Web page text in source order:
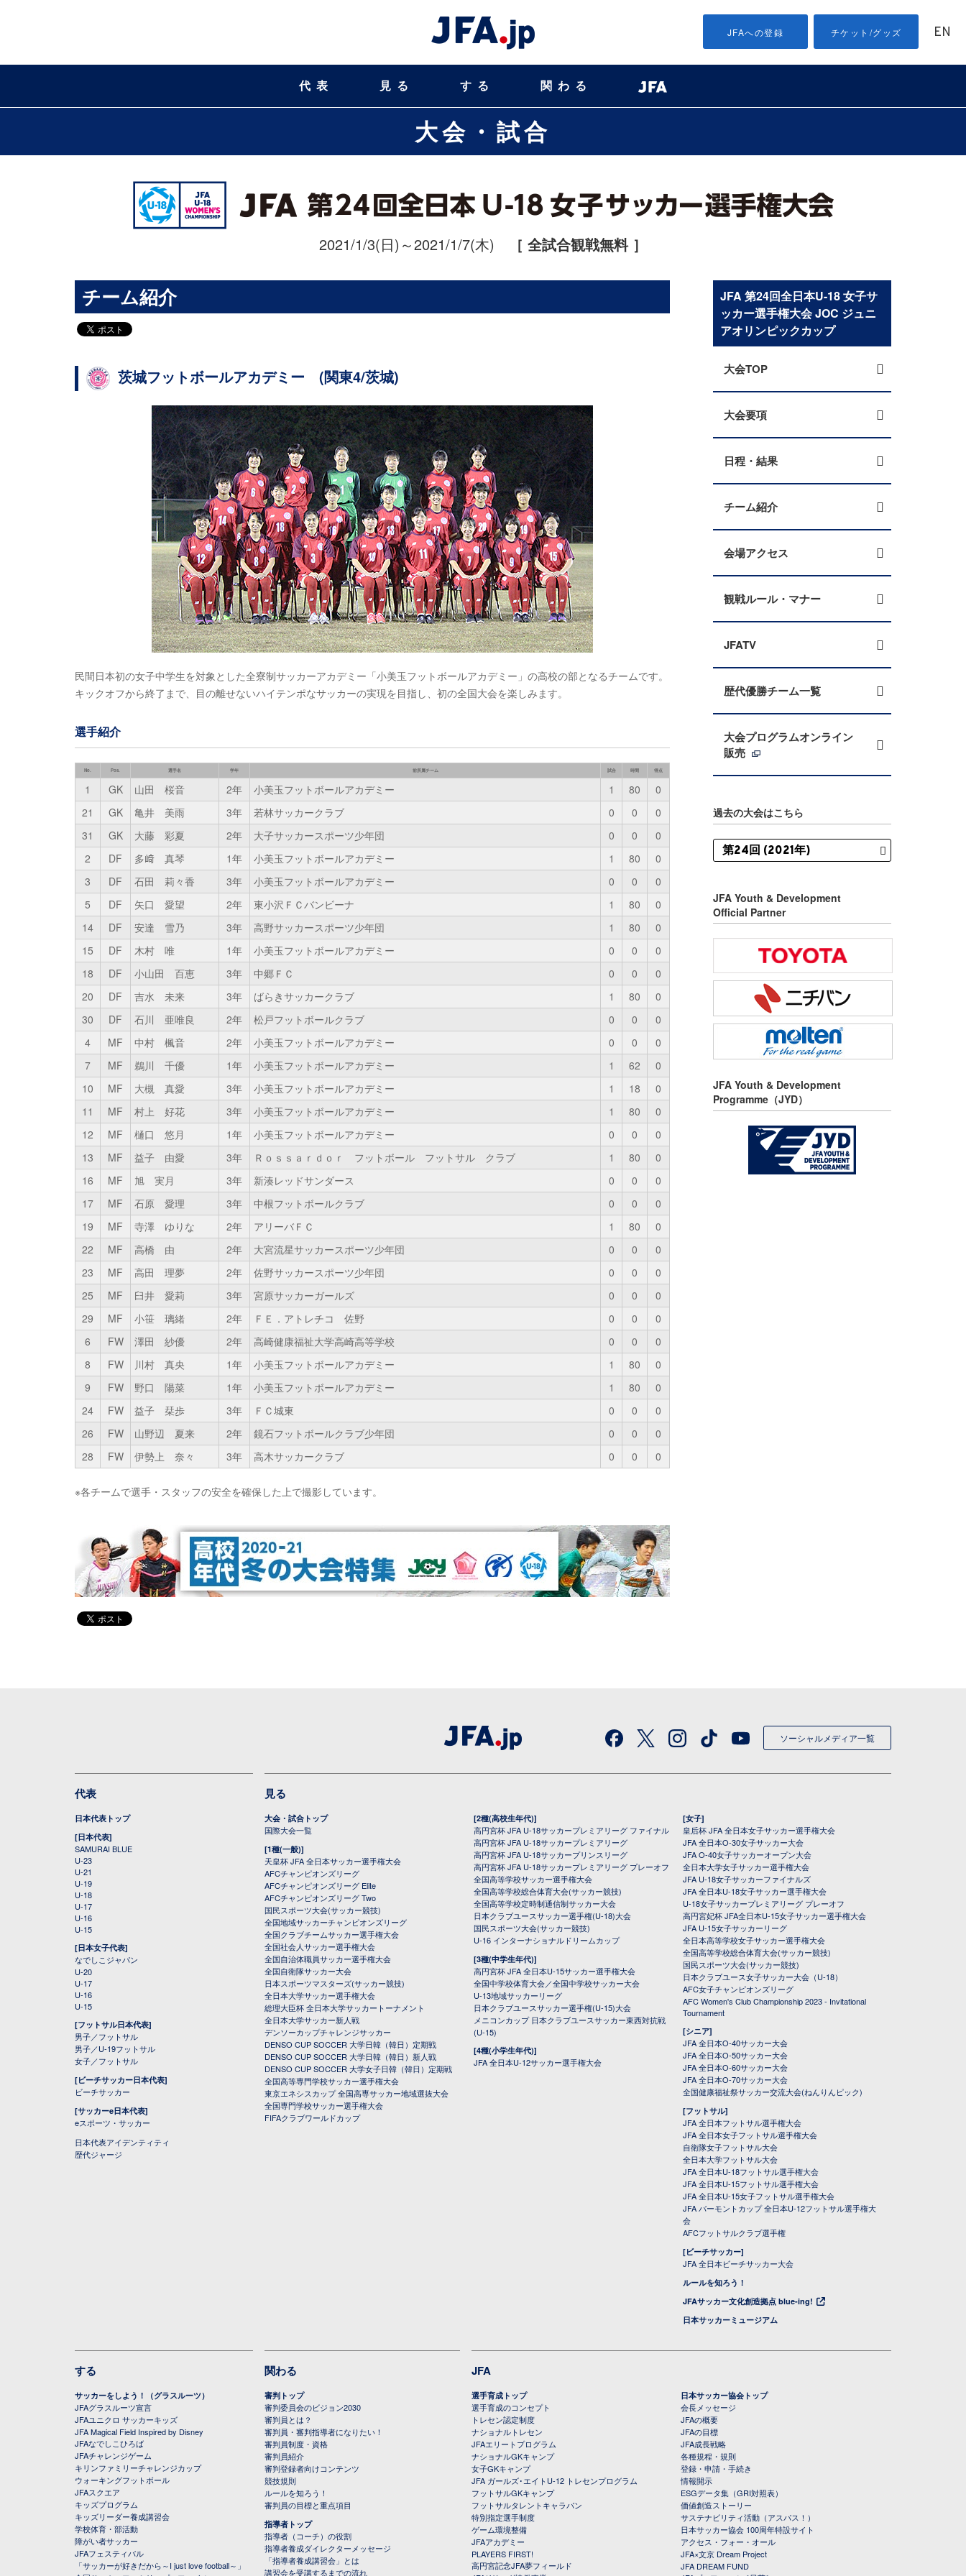
JFAへの登録 チケット/グッズ EN
代表 見る する 関わる
大会・試合
2021/1/3(日)～2021/1/7(木) ［ 全試合観戦無料 ］
チーム紹介
茨城フットボールアカデミー (関東4/茨城)
民間日本初の女子中学生を対象とした全寮制サッカーアカデミー「小美玉フットボールアカデミー」の高校の部となるチームです。
キックオフから終了まで、目の離せないハイテンポなサッカーの実現を目指し、初の全国大会を楽しみます。
選手紹介
No. Pos. 選手名 学年 前所属チーム 試合 時間 得点
1 GK 山田 桜音 2年 小美玉フットボールアカデミー 1 80
0
21
GK 亀井 美雨 3年 若林サッカークラブ 0 0
0
31
GK 大藤 彩夏 2年 大子サッカースポーツ少年団 0 0
0
2
DF 多﨑 真琴 1年 小美玉フットボールアカデミー 1 80
0
3
DF 石田 莉々香 3年 小美玉フットボールアカデミー 0 0
0
5
DF 矢口 愛望 2年 東小沢ＦＣバンビーナ 1 80
0
14
DF 安達 雪乃 3年 高野サッカースポーツ少年団 1 80
0
15
DF 木村 唯 1年 小美玉フットボールアカデミー 0 0
0
18
DF 小山田 百恵 3年 中郷ＦＣ 0 0
0
20
DF 吉水 未来 3年 ばらきサッカークラブ 1 80
0
30
DF 石川 亜唯良 2年 松戸フットボールクラブ 0 0
0
4
MF 中村 楓音 2年 小美玉フットボールアカデミー 0 0
0
7
MF 鵜川 千優 1年 小美玉フットボールアカデミー 1 62
0
10
MF 大槻 真愛 3年 小美玉フットボールアカデミー 1 18
0
11
MF 村上 好花 3年 小美玉フットボールアカデミー 1 80
0
12
MF 樋口 悠月 1年 小美玉フットボールアカデミー 0 0
0
13
MF 益子 由愛 3年 Ｒｏｓｓａｒｄｏｒ フットボール フットサル クラブ 1 80
0
16
MF 旭 実月 3年 新湊レッドサンダース 0 0
0
17
MF 石原 愛理 3年 中根フットボールクラブ 0 0
0
19
MF 寺澤 ゆりな 2年 アリーバＦＣ 1 80
0
22
MF 高橋 由 2年 大宮流星サッカースポーツ少年団 0 0
0
23
MF 高田 理夢 2年 佐野サッカースポーツ少年団 0 0
0
25
MF 臼井 愛莉 3年 宮原サッカーガールズ 0 0
0
29
MF 小笹 璃緒 2年 ＦＥ．アトレチコ 佐野 0 0
0
6
FW 澤田 紗優 2年 高崎健康福祉大学高崎高等学校 0 0
0
8
FW 川村 真央 1年 小美玉フットボールアカデミー 1 80
0
9
FW 野口 陽菜 1年 小美玉フットボールアカデミー 1 80
0
24
FW 益子 栞歩 3年 ＦＣ城東 0 0
0
26
FW 山野辺 夏来 2年 鏡石フットボールクラブ少年団 0 0
0
28
FW 伊勢上 奈々 3年 高木サッカークラブ 0 0 0
※各チームで選手・スタッフの安全を確保した上で撮影しています。
JFA 第24回全日本U-18 女子サ
ッカー選手権大会 JOC ジュニ
アオリンピックカップ
大会TOP
大会要項
日程・結果
チーム紹介
会場アクセス
観戦ルール・マナー
JFATV
歴代優勝チーム一覧
大会プログラムオンライン
販売
過去の大会はこちら
JFA Youth & Development
Official Partner
JFA Youth & Development
Programme（JYD）
ソーシャルメディア一覧
代表
日本代表トップ
[日本代表]
SAMURAI BLUE
U-23
U-21
U-19
U-18
U-17
U-16
U-15
[日本女子代表]
なでしこジャパン
U-20
U-17
U-16
U-15
[フットサル日本代表]
男子／フットサル
男子／U-19フットサル
女子／フットサル
[ビーチサッカー日本代表]
ビーチサッカー
[サッカーe日本代表]
eスポーツ・サッカー
日本代表アイデンティティ
歴代ジャージ
見る
大会・試合トップ
国際大会一覧
[1種(一般)]
天皇杯 JFA 全日本サッカー選手権大会
AFCチャンピオンズリーグ
AFCチャンピオンズリーグ Elite
AFCチャンピオンズリーグ Two
国民スポーツ大会(サッカー競技)
全国地域サッカーチャンピオンズリーグ
全国クラブチームサッカー選手権大会
全国社会人サッカー選手権大会
全国自治体職員サッカー選手権大会
全国自衛隊サッカー大会
日本スポーツマスターズ(サッカー競技)
全日本大学サッカー選手権大会
総理大臣杯 全日本大学サッカートーナメント
全日本大学サッカー新人戦
デンソーカップチャレンジサッカー
DENSO CUP SOCCER 大学日韓（韓日）定期戦
DENSO CUP SOCCER 大学日韓（韓日）新人戦
DENSO CUP SOCCER 大学女子日韓（韓日）定期戦
全国高等専門学校サッカー選手権大会
東京エネシスカップ 全国高専サッカー地域選抜大会
全国専門学校サッカー選手権大会
FIFAクラブワールドカップ
[2種(高校生年代)]
高円宮杯 JFA U-18サッカープレミアリーグ ファイナル
高円宮杯 JFA U-18サッカープレミアリーグ
高円宮杯 JFA U-18サッカープリンスリーグ
高円宮杯 JFA U-18サッカープレミアリーグ プレーオフ
全国高等学校サッカー選手権大会
全国高等学校総合体育大会(サッカー競技)
全国高等学校定時制通信制サッカー大会
日本クラブユースサッカー選手権(U-18)大会
国民スポーツ大会(サッカー競技)
U-16 インターナショナルドリームカップ
[3種(中学生年代)]
高円宮杯 JFA 全日本U-15サッカー選手権大会
全国中学校体育大会／全国中学校サッカー大会
U-13地域サッカーリーグ
日本クラブユースサッカー選手権(U-15)大会
メニコンカップ 日本クラブユースサッカー東西対抗戦
(U-15)
[4種(小学生年代)]
JFA 全日本U-12サッカー選手権大会
[女子]
皇后杯 JFA 全日本女子サッカー選手権大会
JFA 全日本O-30女子サッカー大会
JFA O-40女子サッカーオープン大会
全日本大学女子サッカー選手権大会
JFA U-18女子サッカーファイナルズ
JFA 全日本U-18女子サッカー選手権大会
U-18女子サッカープレミアリーグ プレーオフ
高円宮妃杯 JFA全日本U-15女子サッカー選手権大会
JFA U-15女子サッカーリーグ
全日本高等学校女子サッカー選手権大会
全国高等学校総合体育大会(サッカー競技)
国民スポーツ大会(サッカー競技)
日本クラブユース女子サッカー大会（U-18）
AFC女子チャンピオンズリーグ
AFC Women's Club Championship 2023 - Invitational
Tournament
[シニア]
JFA 全日本O-40サッカー大会
JFA 全日本O-50サッカー大会
JFA 全日本O-60サッカー大会
JFA 全日本O-70サッカー大会
全国健康福祉祭サッカー交流大会(ねんりんピック)
[フットサル]
JFA 全日本フットサル選手権大会
JFA 全日本女子フットサル選手権大会
自衛隊女子フットサル大会
全日本大学フットサル大会
JFA 全日本U-18フットサル選手権大会
JFA 全日本U-15フットサル選手権大会
JFA 全日本U-15女子フットサル選手権大会
JFA バーモントカップ 全日本U-12フットサル選手権大
会
AFCフットサルクラブ選手権
[ビーチサッカー]
JFA 全日本ビーチサッカー大会
ルールを知ろう！
JFAサッカー文化創造拠点 blue-ing!
日本サッカーミュージアム
する
サッカーをしよう！（グラスルーツ）
JFAグラスルーツ宣言
JFAユニクロ サッカーキッズ
JFA Magical Field Inspired by Disney
JFAなでしこひろば
JFAチャレンジゲーム
キリンファミリーチャレンジカップ
ウォーキングフットボール
JFAスクエア
キッズプログラム
キッズリーダー養成講習会
学校体育・部活動
障がい者サッカー
JFAフェスティバル
「サッカーが好きだから～I just love football～」
関わる
審判トップ
審判委員会のビジョン2030
審判員とは？
審判員・審判指導者になりたい！
審判員制度・資格
審判員紹介
審判登録者向けコンテンツ
競技規則
ルールを知ろう！
審判員の目標と重点項目
指導者トップ
指導者（コーチ）の役割
指導者養成ダイレクターメッセージ
「指導者養成講習会」とは
講習会を受講するまでの流れ
JFA
選手育成トップ
選手育成のコンセプト
トレセン認定制度
ナショナルトレセン
JFAエリートプログラム
ナショナルGKキャンプ
女子GKキャンプ
JFA ガールズ･エイトU-12 トレセンプログラム
フットサルGKキャンプ
フットサルタレントキャラバン
特別指定選手制度
ゲーム環境整備
JFAアカデミー
PLAYERS FIRST!
高円宮記念JFA夢フィールド
日本サッカー協会トップ
会長メッセージ
JFAの概要
JFAの目標
JFA成長戦略
各種規程・規則
登録・申請・手続き
情報開示
ESGデータ集（GRI対照表）
価値創造ストーリー
サステナビリティ活動（アスパス！）
日本サッカー協会 100周年特設サイト
アクセス・フォー・オール
JFA×文京 Dream Project
JFA DREAM FUND